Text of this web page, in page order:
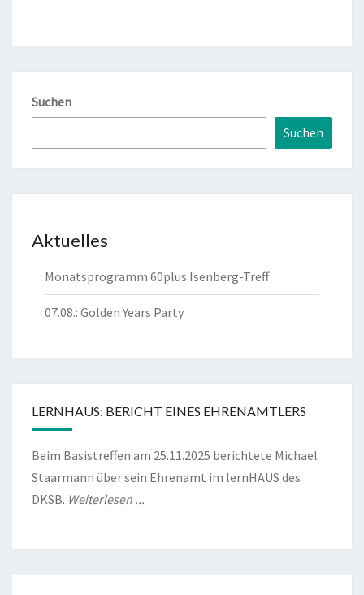
Suchen
Suchen
Aktuelles
Monatsprogramm 60plus Isenberg-Treff
07.08.: Golden Years Party
LERNHAUS: BERICHT EINES EHRENAMTLERS
Beim Basistreffen am 25.11.2025 berichtete Michael
Staarmann über sein Ehrenamt im lernHAUS des
DKSB. Weiterlesen ...